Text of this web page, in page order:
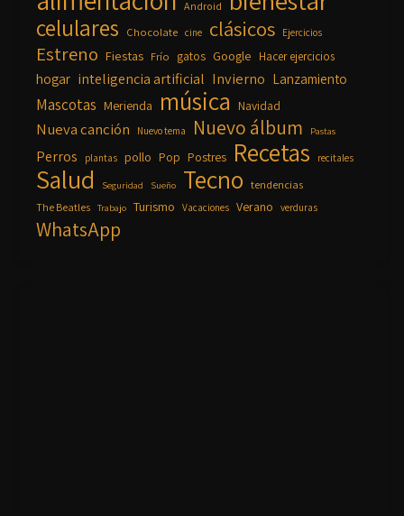
Android
celulares Chocolate cine clásicos Ejercicios
Estreno Fiestas Frío gatos Google Hacer ejercicios
hogar inteligencia artificial Invierno Lanzamiento
Mascotas Merienda música Navidad
Nueva canción Nuevo tema Nuevo álbum Pastas
Perros plantas pollo Pop Postres Recetas recitales
Salud Seguridad Sueño Tecno tendencias
The Beatles Trabajo Turismo Vacaciones Verano verduras
WhatsApp